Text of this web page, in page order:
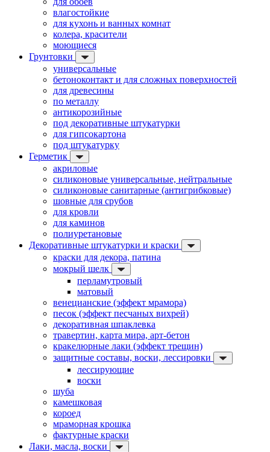
влагостойкие
для кухонь и ванных комнат
колера, красители
моющиеся
Грунтовки
универсальные
бетоноконтакт и для сложных поверхностей
для древесины
по металлу
антикорозийные
под декоративные штукатурки
для гипсокартона
под штукатурку
Герметик
акриловые
силиконовые универсальные, нейтральные
силиконовые санитарные (антигрибковые)
шовные для срубов
для кровли
для каминов
полиуретановые
Декоративные штукатурки и краски
краски для декора, патина
мокрый шелк
перламутровый
матовый
венецианские (эффект мрамора)
песок (эффект песчаных вихрей)
декоративная шпаклевка
травертин, карта мира, арт-бетон
кракелюрные лаки (эффект трещин)
защитные составы, воски, лессировки
лессирующие
воски
шуба
камешковая
короед
мраморная крошка
фактурные краски
Лаки, масла, воски